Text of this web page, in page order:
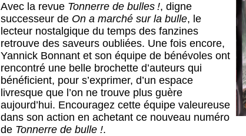
Avec la revue Tonnerre de bulles !, digne
successeur de On a marché sur la bulle, le
lecteur nostalgique du temps des fanzines
retrouve des saveurs oubliées. Une fois encore,
Yannick Bonnant et son équipe de bénévoles ont
rencontré une belle brochette d’auteurs qui
bénéficient, pour s’exprimer, d’un espace
livresque que l’on ne trouve plus guère
aujourd’hui. Encouragez cette équipe valeureuse
dans son action en achetant ce nouveau numéro
de Tonnerre de bulle !.